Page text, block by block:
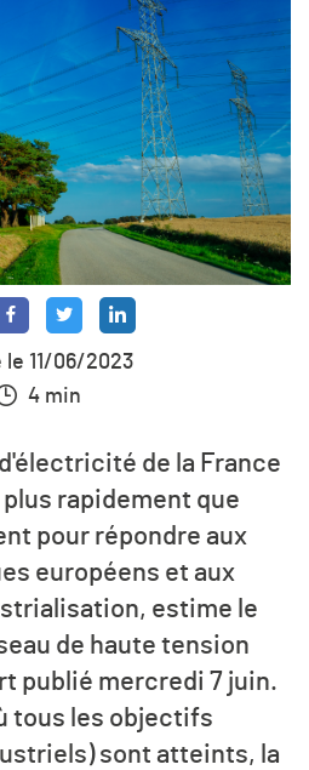
le 11/06/2023
4 min
de la France
rapidement que
pour répondre aux
européens et aux
estime le
de haute tension
publié mercredi 7 juin.
tous les objectifs
sont atteints, la